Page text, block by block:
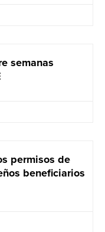
semanas
permisos de
beneficiarios